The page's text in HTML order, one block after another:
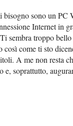
bisogno sono un PC
Internet in
sembra troppo bello
così come ti sto
A me non resta
e, soprattutto,